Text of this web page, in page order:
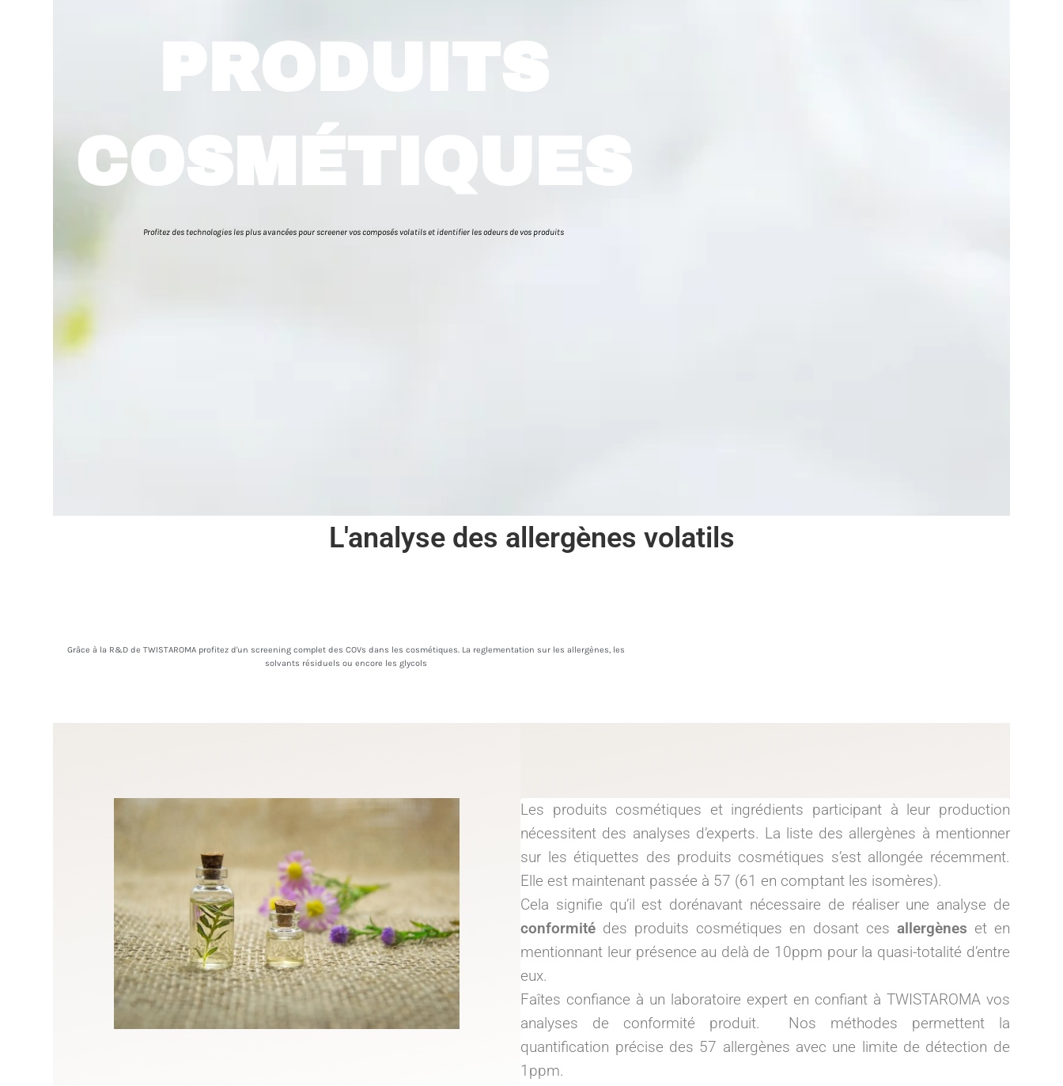
PRODUITS
COSMÉTIQUES
Profitez des technologies les plus avancées pour screener vos composés volatils et identifier les odeurs de vos produits
L'analyse des allergènes volatils
Grâce à la R&D de TWISTAROMA profitez d'un screening complet des COVs dans les cosmétiques. La reglementation sur les allergènes, les
solvants résiduels ou encore les glycols
Les produits cosmétiques et ingrédients participant à leur production
nécessitent des analyses d’experts. La liste des allergènes à mentionner
sur les étiquettes des produits cosmétiques s’est allongée récemment.
Elle est maintenant passée à 57 (61 en comptant les isomères).
Cela signifie qu’il est dorénavant nécessaire de réaliser une analyse de
conformité des produits cosmétiques en dosant ces allergènes et en
mentionnant leur présence au delà de 10ppm pour la quasi-totalité d’entre
eux.
Faîtes confiance à un laboratoire expert en confiant à TWISTAROMA vos
analyses de conformité produit. Nos méthodes permettent la
quantification précise des 57 allergènes avec une limite de détection de
1ppm.